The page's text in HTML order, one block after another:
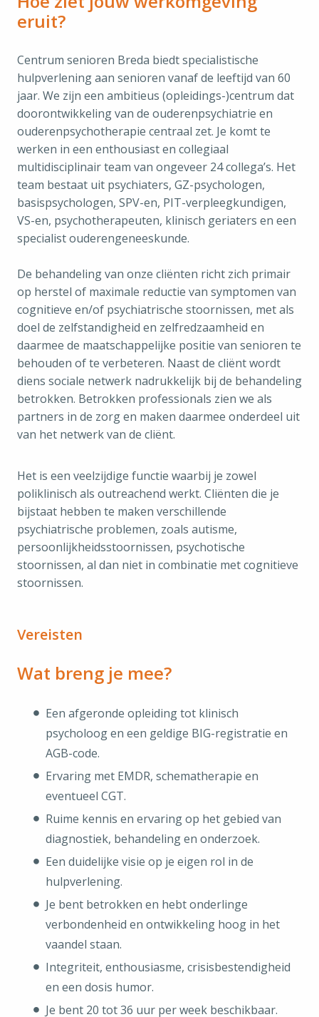
eruit?
Centrum senioren Breda biedt specialistische
hulpverlening aan senioren vanaf de leeftijd van 60
jaar. We zijn een ambitieus (opleidings-)centrum dat
doorontwikkeling van de ouderenpsychiatrie en
ouderenpsychotherapie centraal zet. Je komt te
werken in een enthousiast en collegiaal
multidisciplinair team van ongeveer 24 collega’s. Het
team bestaat uit psychiaters, GZ-psychologen,
basispsychologen, SPV-en, PIT-verpleegkundigen,
VS-en, psychotherapeuten, klinisch geriaters en een
specialist ouderengeneeskunde.
De behandeling van onze cliënten richt zich primair
op herstel of maximale reductie van symptomen van
cognitieve en/of psychiatrische stoornissen, met als
doel de zelfstandigheid en zelfredzaamheid en
daarmee de maatschappelijke positie van senioren te
behouden of te verbeteren. Naast de cliënt wordt
diens sociale netwerk nadrukkelijk bij de behandeling
betrokken. Betrokken professionals zien we als
partners in de zorg en maken daarmee onderdeel uit
van het netwerk van de cliënt.
Het is een veelzijdige functie waarbij je zowel
poliklinisch als outreachend werkt. Cliënten die je
bijstaat hebben te maken verschillende
psychiatrische problemen, zoals autisme,
persoonlijkheidsstoornissen, psychotische
stoornissen, al dan niet in combinatie met cognitieve
stoornissen.
Vereisten
Wat breng je mee?
Een afgeronde opleiding tot klinisch
psycholoog en een geldige BIG-registratie en
AGB-code.
Ervaring met EMDR, schematherapie en
eventueel CGT.
Ruime kennis en ervaring op het gebied van
diagnostiek, behandeling en onderzoek.
Een duidelijke visie op je eigen rol in de
hulpverlening.
Je bent betrokken en hebt onderlinge
verbondenheid en ontwikkeling hoog in het
vaandel staan.
Integriteit, enthousiasme, crisisbestendigheid
en een dosis humor.
Je bent 20 tot 36 uur per week beschikbaar.